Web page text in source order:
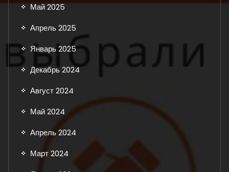
Май 2025
Апрель 2025
Январь 2025
Декабрь 2024
Август 2024
Май 2024
Апрель 2024
Март 2024